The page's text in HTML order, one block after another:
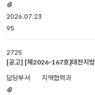
있음
2026.07.23
95
2725
[공고] [제2026-167호]대전지방고용노동청 기간제근로자(통계조사관) 채용
지역협력과